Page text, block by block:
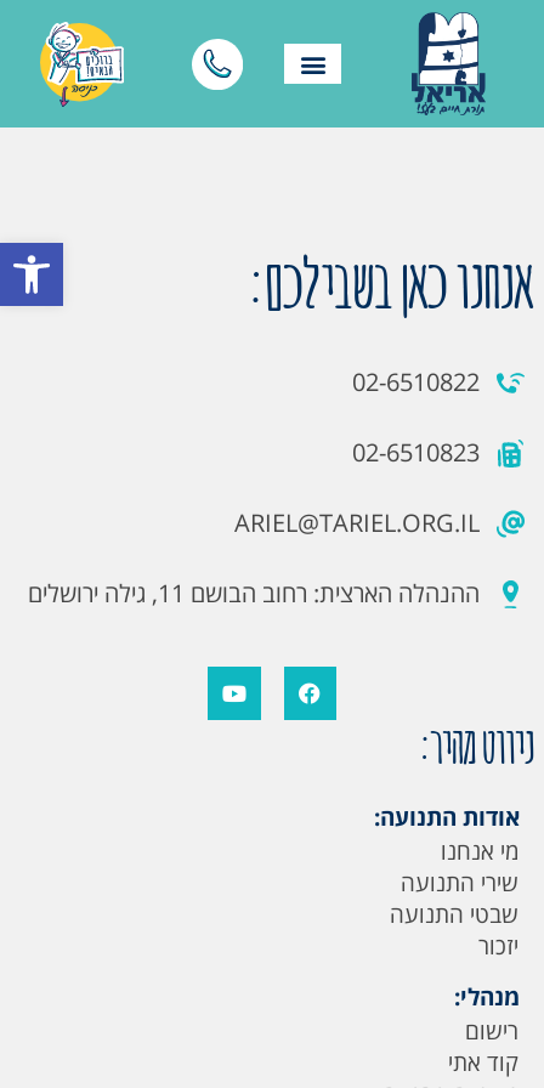
פתח אנחנו כאן בשבילכם:
02-6510822
02-6510823
ARIEL@TARIEL.ORG.IL
ההנהלה הארצית: רחוב הבושם 11, גילה ירושלים
ניווט מהיר:
אודות התנועה:
מי אנחנו
שירי התנועה
שבטי התנועה
יזכור
מנהלי:
רישום
קוד אתי